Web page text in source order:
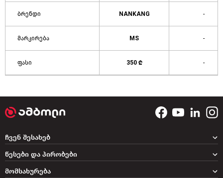
ბრენდი NANKANG -
მარკირება MS -
ფასი 350 ₾ -
ჩვენ შესახებ
წესები და პირობები
მომსახურება